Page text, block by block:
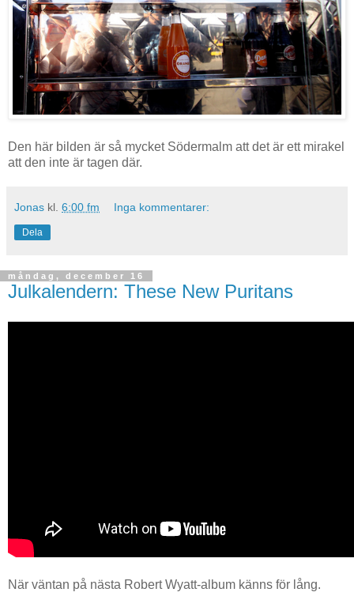
Den här bilden är så mycket Södermalm att det är ett mirakel
att den inte är tagen där.
Jonas kl. 6:00 fm Inga kommentarer:
Dela
måndag, december 16
Julkalendern: These New Puritans
När väntan på nästa Robert Wyatt-album känns för lång.